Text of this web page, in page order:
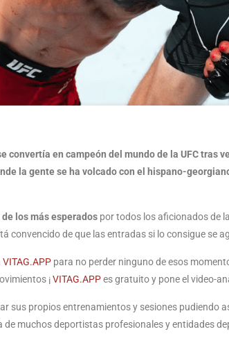
convertía en campeón del mundo de la UFC tras
la gente se ha volcado con el hispano-
los más esperados por todos los aficionados de
convencido de que las entradas si lo consigue se
VITAG.APP para no perder ninguno de esos
¡VITAG.APPes gratuito y pone el video-
sus propios entrenamientos y sesiones pudiendo
muchos deportistas profesionales y entidades